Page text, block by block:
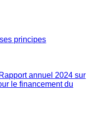
principes
Rapport annuel 2024 sur
le financement du